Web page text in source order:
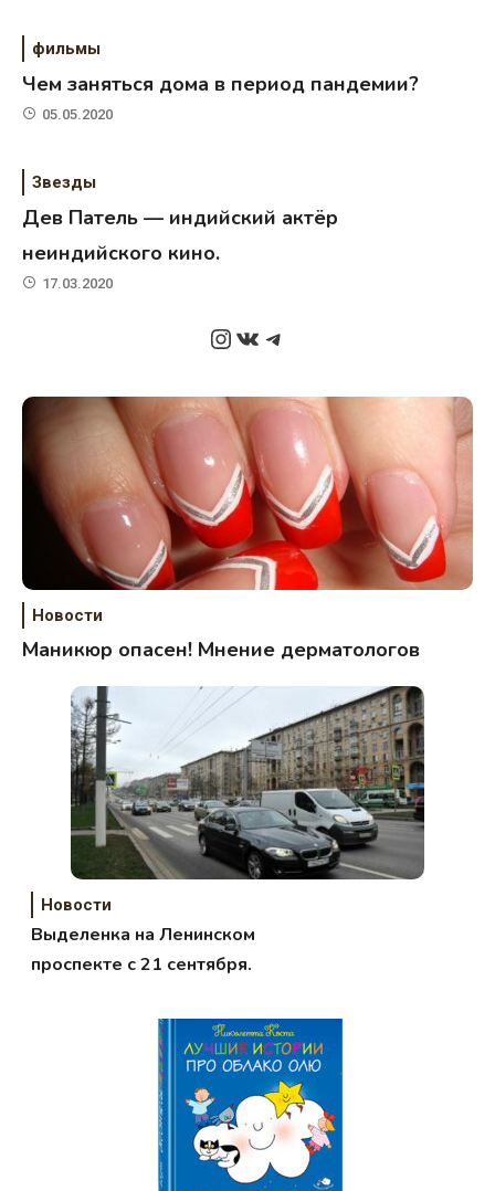
фильмы
Чем заняться дома в период пандемии?
05.05.2020
Звезды
Дев Патель — индийский актёр
неиндийского кино.
17.03.2020
Instagram
ВКонтакте
Telegram
Новости
Маникюр опасен! Мнение дерматологов
Новости
Выделенка на Ленинском
проспекте с 21 сентября.